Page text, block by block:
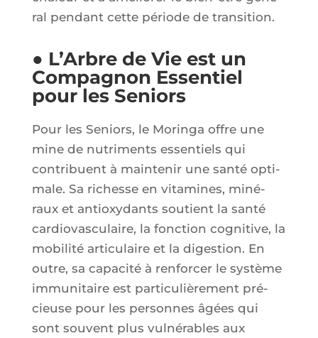
ral pen­dant cette période de transition.
● L’Arbre de Vie est un
Compagnon Essentiel
pour les Seniors
Pour les Seniors, le Morin­ga offre une
mine de nutri­ments essen­tiels qui
contri­buent à main­te­nir une san­té opti­
male. Sa richesse en vita­mines, miné­
raux et anti­oxy­dants sou­tient la san­té
car­dio­vas­cu­laire, la fonc­tion cog­ni­tive, la
mobi­li­té arti­cu­laire et la diges­tion. En
outre, sa capa­ci­té à ren­for­cer le sys­tème
immu­ni­taire est par­ti­cu­liè­re­ment pré­
cieuse pour les per­sonnes âgées qui
sont sou­vent plus vul­né­rables aux